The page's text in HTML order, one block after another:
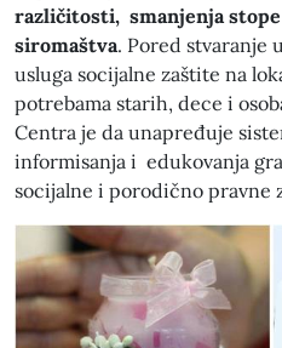
različitosti, smanjenja
siromaštva. Pored stvaranje
usluga socijalne zaštite na
potrebama starih, dece i
Centra je da unapređuje
informisanja i edukovanja
socijalne i porodično pravne